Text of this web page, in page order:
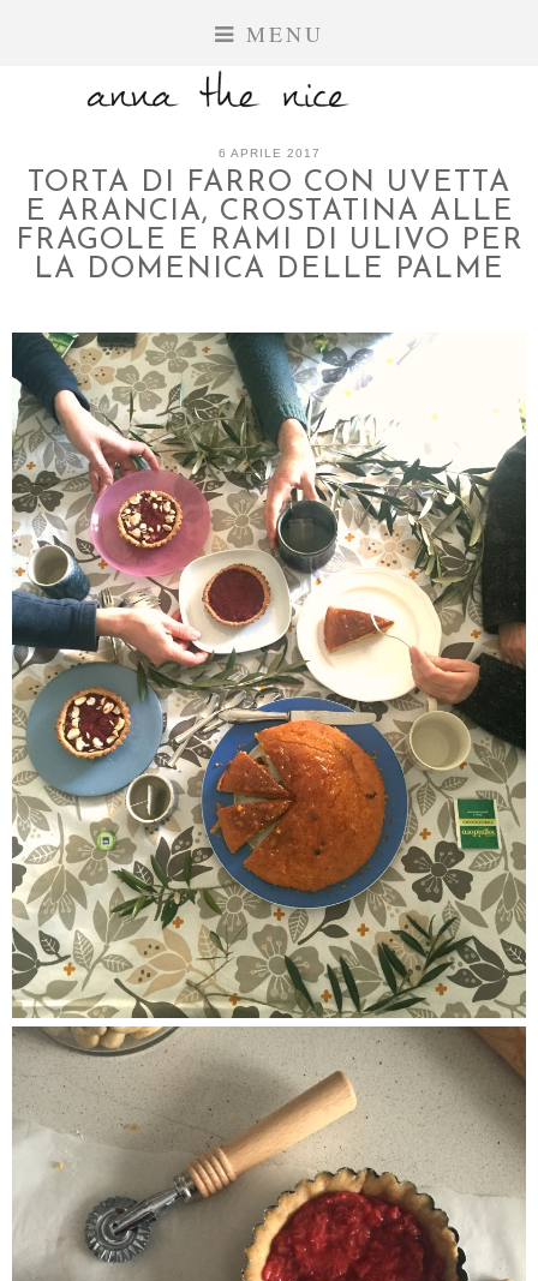
MENU
6 APRILE 2017
TORTA DI FARRO CON UVETTA
E ARANCIA, CROSTATINA ALLE
FRAGOLE E RAMI DI ULIVO PER
LA DOMENICA DELLE PALME